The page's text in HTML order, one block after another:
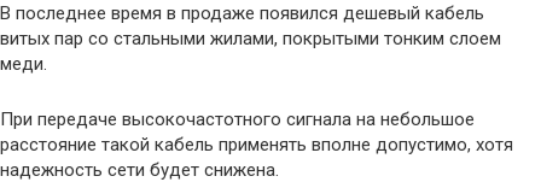
В последнее время в продаже появился дешевый кабель
витых пар со стальными жилами, покрытыми тонким слоем
меди.
При передаче высокочастотного сигнала на небольшое
расстояние такой кабель применять вполне допустимо, хотя
надежность сети будет снижена.